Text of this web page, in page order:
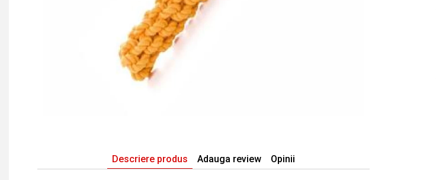
Descriere produs Adauga review Opinii